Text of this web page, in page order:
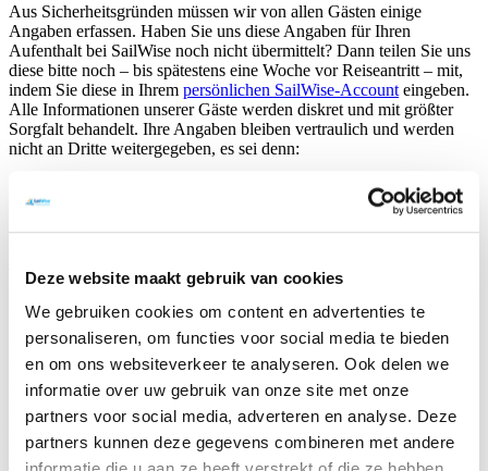
Deze website maakt gebruik van cookies
We gebruiken cookies om content en advertenties te
personaliseren, om functies voor social media te bieden
en om ons websiteverkeer te analyseren. Ook delen we
informatie over uw gebruik van onze site met onze
partners voor social media, adverteren en analyse. Deze
partners kunnen deze gegevens combineren met andere
Aus Sicherheitsgründen müssen wir von allen Gästen einige
Angaben erfassen. Haben Sie uns diese Angaben für Ihren
Aufenthalt bei SailWise noch nicht übermittelt? Dann teilen Sie uns
diese bitte noch – bis spätestens eine Woche vor Reiseantritt – mit,
indem Sie diese in Ihrem persönlichen SailWise-Account eingeben.
Alle Informationen unserer Gäste werden diskret und mit größter
Sorgfalt behandelt. Ihre Angaben bleiben vertraulich und werden
nicht an Dritte weitergegeben, es sei denn:
Ihre Daten werden im Falle eines Notfalls benötigt.​
Eeine dazu gesetzlich befugte Behörde verlangt deren
Infomappe
In Ihrem gebuchten Appartement oder Gruppenunterkunft liegt eine
Infomappe mit allen Hinweisen zur Nutzung des Unterkunft bereit.
In dieser Mappe finden Sie auch weitere Informationen über die
Umgebung und den Verleih von (Segel-)Booten. Werfen Sie einen
Blick in die Informationsmappe der:
Ferienwohnungen >>